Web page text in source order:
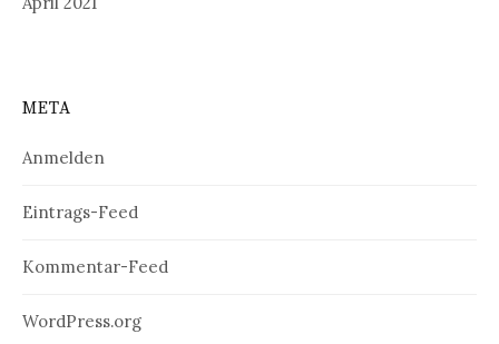
META
Anmelden
Eintrags-Feed
Kommentar-Feed
WordPress.org